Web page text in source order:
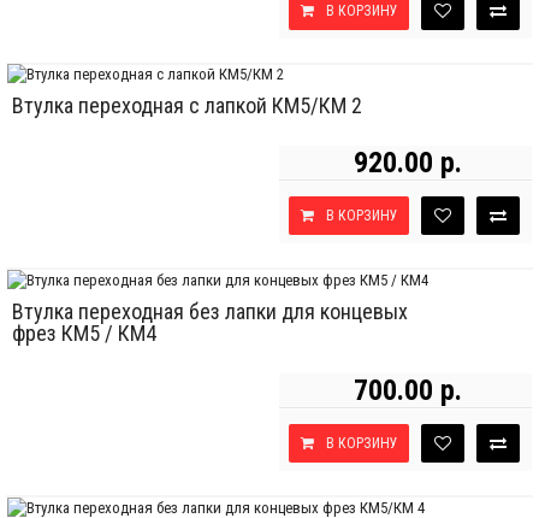
В КОРЗИНУ
Втулка переходная с лапкой КМ5/КМ 2
920.00 р.
В КОРЗИНУ
Втулка переходная без лапки для концевых
фрез КМ5 / КМ4
700.00 р.
В КОРЗИНУ